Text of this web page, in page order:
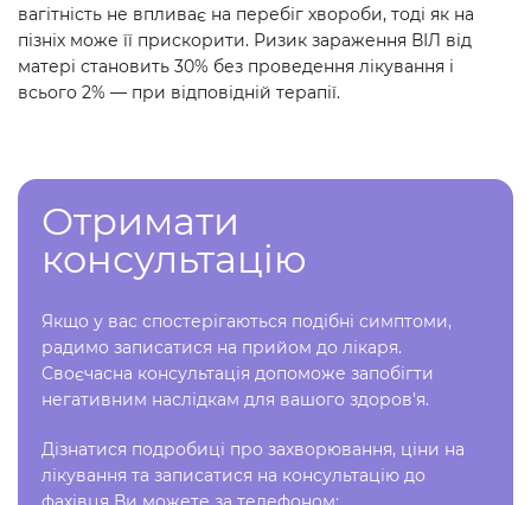
вагітність не впливає на перебіг хвороби, тоді як на
пізніх може її прискорити. Ризик зараження ВІЛ від
матері становить 30% без проведення лікування і
всього 2% — при відповідній терапії.
Отримати
консультацію
Якщо у вас спостерігаються подібні симптоми,
радимо записатися на прийом до лікаря.
Своєчасна консультація допоможе запобігти
негативним наслідкам для вашого здоров'я.
Дізнатися подробиці про захворювання, ціни на
лікування та записатися на консультацію до